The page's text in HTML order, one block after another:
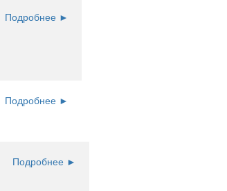
Подробнее ►
Подробнее ►
Подробнее ►